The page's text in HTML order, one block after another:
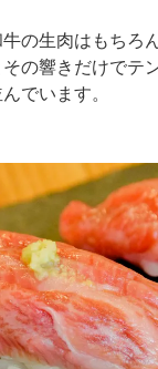
の生肉はもちろ
の響きだけでテ
でいます。